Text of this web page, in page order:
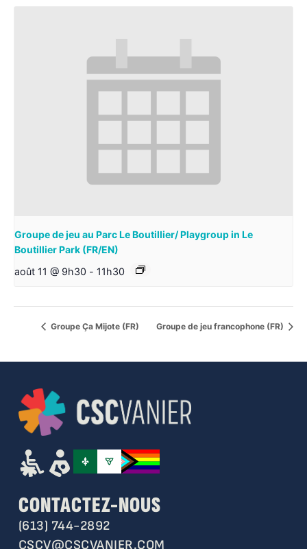
Groupe de jeu au Parc Le Boutillier/ Playgroup in Le
Boutillier Park (FR/EN)
août 11 @ 9h30 - 11h30
Groupe Ça Mijote (FR) Groupe de jeu francophone (FR)
CONTACTEZ-NOUS
(613) 744-2892
CSCV@CSCVANIER.COM